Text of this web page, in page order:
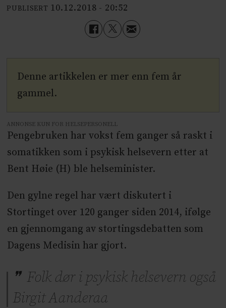
PUBLISERT 10.12.2018 - 20:52
Denne artikkelen er mer enn fem år
gammel.
ANNONSE KUN FOR HELSEPERSONELL
Pengebruken har vokst fem ganger så raskt i
somatikken som i psykisk helsevern etter at
Bent Høie (H) ble helseminister.
Den gylne regel har vært diskutert i
Stortinget over 120 ganger siden 2014, ifølge
en gjennomgang av stortingsdebatten som
Dagens Medisin har gjort.
Folk dør i psykisk helsevern også
Birgit Aanderaa